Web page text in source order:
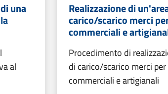
una
al
Realizzazione di
carico/scarico merci
commerciali e
Procedimento di
di carico/scarico merci
commerciali e artigianali